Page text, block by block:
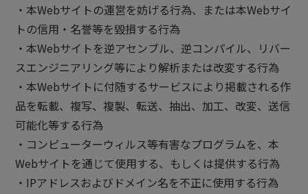
・本Webサイトの運営を妨げる行為、または本Webサイ
トの信用・名誉等を毀損する行為
・本Webサイトを逆アセンブル、逆コンパイル、リバー
スエンジニアリング等により解析または改変する行為
・本Webサイトに付随するサービスにより掲載される作
品を転載、複写、複製、転送、抽出、加工、改変、送信
可能化等する行為
・コンピューターウィルス等有害なプログラムを、本
Webサイトを通じて使用する、もしくは提供する行為
・IPアドレスおよびドメイン名を不正に使用する行為